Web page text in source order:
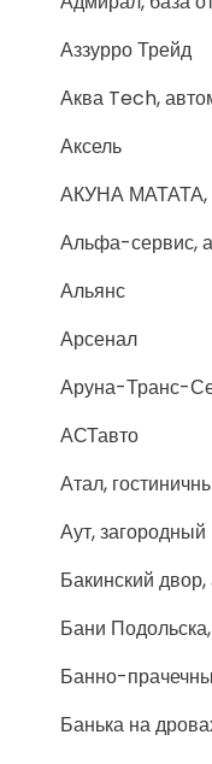
Аззурро Трейд
Аква Tech,
Аксель
АКУНА МАТАТА,
Альфа-сервис,
Альянс
Арсенал
Аруна-Транс-
АСТавто
Атал,
Аут, загородный
Бакинский
Бани
Банно-
Банька на